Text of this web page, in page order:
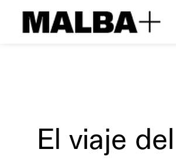
El viaje